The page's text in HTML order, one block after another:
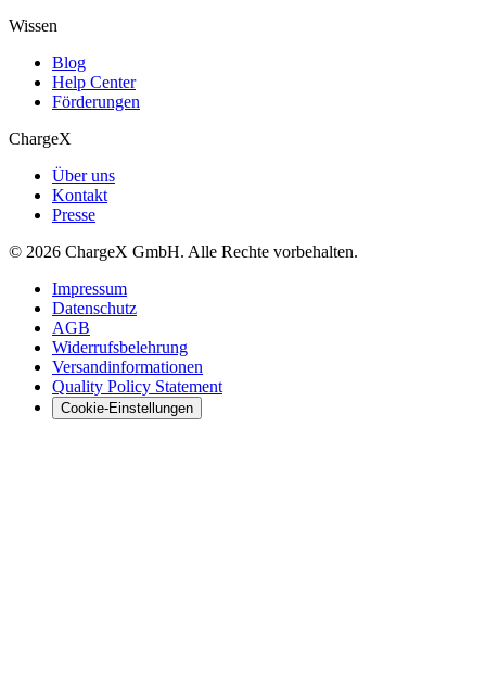
Wissen
Blog
Help Center
Förderungen
ChargeX
Über uns
Kontakt
Presse
© 2026 ChargeX GmbH. Alle Rechte vorbehalten.
Impressum
Datenschutz
AGB
Widerrufsbelehrung
Versandinformationen
Quality Policy Statement
Cookie-Einstellungen